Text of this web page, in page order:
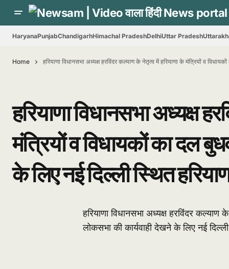
HaryanaPunjabChandigarhHimachal PradeshDelhiUttar Pradesh
Home हरियाणा विधानसभा अध्यक्ष हरविंदर कल्याण के नेतृत्व में हरियाणा के मंत्रियों व
हरियाणा विधानसभा अध्यक्ष
मंत्रियों व विधायकों का दल
के लिए नई दिल्ली स्थित
हरियाणा विधानसभा अध्यक्ष हरविंदर
लोकसभा की कार्यवाही देखने के लिए नई